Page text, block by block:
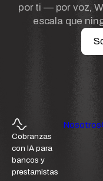
por ti — por voz,
escala que
Cobranzas
con IA para
bancos y
prestamistas
Nosotros